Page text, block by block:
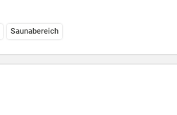
Saunabereich